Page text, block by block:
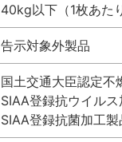
40kg以下（1枚あた
告示対象外製品
国土交通大臣認定不
SIAA登録抗ウイル
SIAA登録抗菌加工